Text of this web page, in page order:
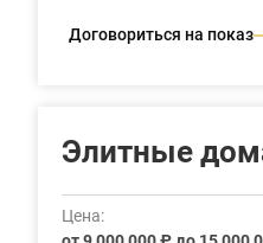
Договориться на показ
Элитные
Цена: